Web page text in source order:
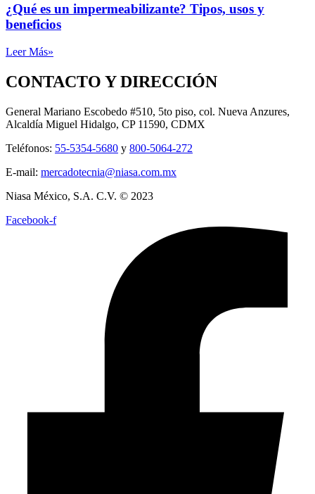
¿Qué es un impermeabilizante? Tipos, usos y
beneficios
Leer Más»
CONTACTO Y DIRECCIÓN
General Mariano Escobedo #510, 5to piso, col. Nueva Anzures,
Alcaldía Miguel Hidalgo, CP 11590, CDMX
Teléfonos: 55-5354-5680 y 800-5064-272
E-mail: mercadotecnia@niasa.com.mx
Niasa México, S.A. C.V. © 2023
Facebook-f